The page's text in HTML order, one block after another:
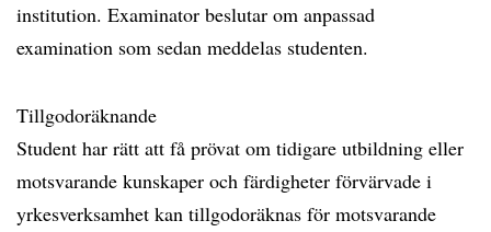
institution. Examinator beslutar om anpassad
examination som sedan meddelas studenten.
Tillgodoräknande
Student har rätt att få prövat om tidigare utbildning eller
motsvarande kunskaper och färdigheter förvärvade i
yrkesverksamhet kan tillgodoräknas för motsvarande